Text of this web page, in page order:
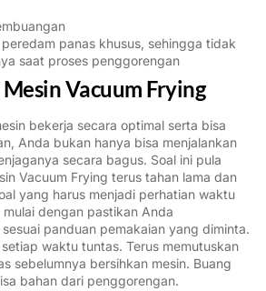
panas khusus, sehingga tidak
saat proses penggorengan
Vacuum Frying
bekerja secara optimal serta bisa
Anda bukan hanya bisa menjalankan
secara bagus. Soal ini pula
Vacuum Frying terus tahan lama dan
yang harus menjadi perhatian waktu
dengan pastikan Anda
panduan pemakaian yang diminta.
waktu tuntas. Terus memutuskan
sebelumnya bersihkan mesin. Buang
bahan dari penggorengan.